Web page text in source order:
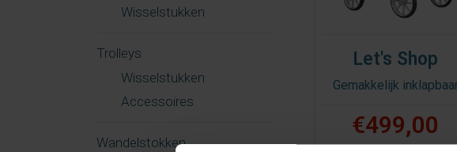
Wisselstukken
Trolleys
Wisselstukken
Accessoires
Wandelstokken
Let's Shop
Gemakkelijk
€499,00